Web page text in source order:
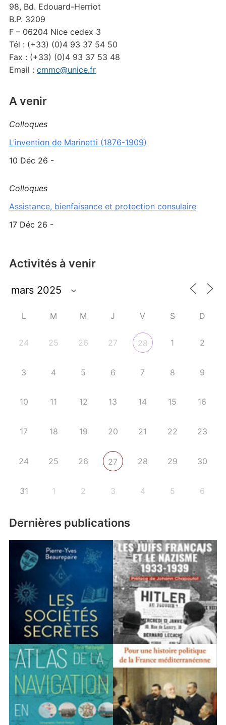
98, Bd. Edouard-Herriot
B.P. 3209
F – 06204 Nice cedex 3
Tél : (+33) (0)4 93 37 54 50
Fax : (+33) (0)4 93 37 53 48
Email : cmmc@unice.fr
A venir
Colloques
L’invention de Marinetti (1876-1909)
10 Déc 26 -
Colloques
Assistance, bienfaisance et protection consulaire
17 Déc 26 -
Activités à venir
L M M J V S D
24 25 26 27 28 1 2
3 4 5 6 7 8 9
10 11 12 13 14 15 16
17 18 19 20 21 22 23
24 25 26 27 28 29 30
31 1 2 3 4 5 6
Dernières publications